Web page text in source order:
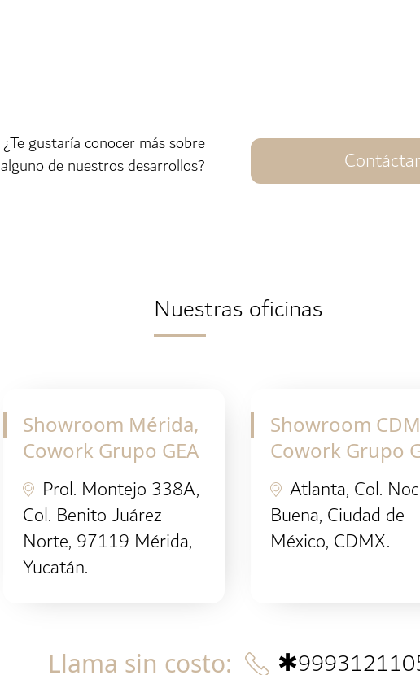
¿Te gustaría conocer más sobre
alguno de nuestros desarrollos?
Nuestras oficinas
Showroom Mérida,
Cowork Grupo GEA
Prol. Montejo 338A,
Col. Benito Juárez
Norte, 97119 Mérida,
Yucatán.
Showroom
Cowork Grupo
Atlanta, Col.
Buena, Ciudad de
México, CDMX.
Llama sin costo: ✱